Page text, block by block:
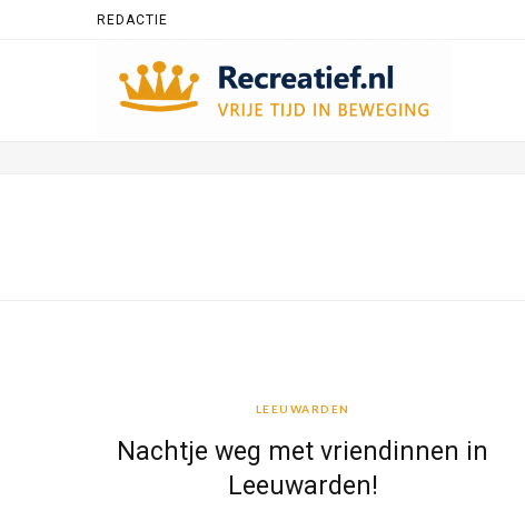
REDACTIE
LEEUWARDEN
Nachtje weg met vriendinnen in
Leeuwarden!